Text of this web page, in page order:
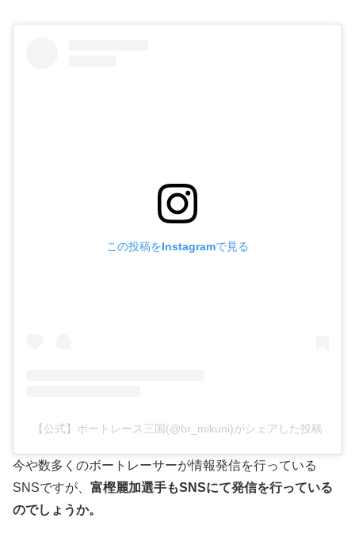
この投稿をInstagramで見る
【公式】ボートレース三国(@br_mikuni)がシェアした投稿
今や数多くのボートレーサーが情報発信を行っている
SNSですが、 富樫麗加選手もSNSにて発信を行っている
のでしょうか。